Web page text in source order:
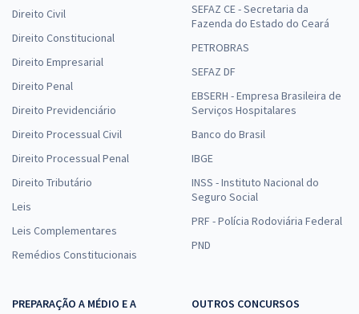
Direito Civil
Direito Constitucional
Direito Empresarial
Direito Penal
Direito Previdenciário
Direito Processual Civil
Direito Processual Penal
Direito Tributário
Leis
Leis Complementares
Remédios Constitucionais
SEFAZ CE - Secretaria da
Fazenda do Estado do Ceará
PETROBRAS
SEFAZ DF
EBSERH - Empresa Brasileira de
Serviços Hospitalares
Banco do Brasil
IBGE
INSS - Instituto Nacional do
Seguro Social
PRF - Polícia Rodoviária Federal
PND
PREPARAÇÃO A MÉDIO E A
OUTROS CONCURSOS